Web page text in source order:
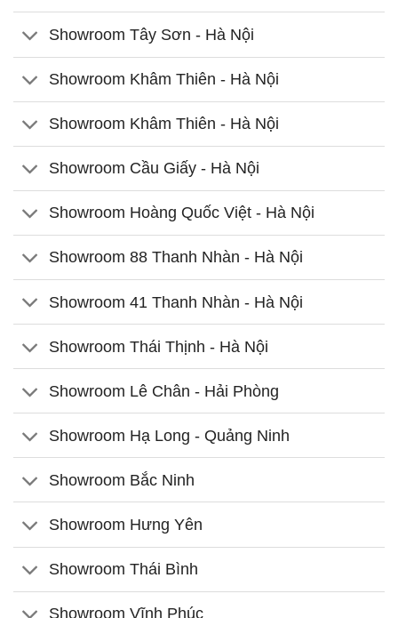
Showroom Tây Sơn - Hà Nội
Showroom Khâm Thiên - Hà Nội
Showroom Khâm Thiên - Hà Nội
Showroom Cầu Giấy - Hà Nội
Showroom Hoàng Quốc Việt - Hà Nội
Showroom 88 Thanh Nhàn - Hà Nội
Showroom 41 Thanh Nhàn - Hà Nội
Showroom Thái Thịnh - Hà Nội
Showroom Lê Chân - Hải Phòng
Showroom Hạ Long - Quảng Ninh
Showroom Bắc Ninh
Showroom Hưng Yên
Showroom Thái Bình
Showroom Vĩnh Phúc